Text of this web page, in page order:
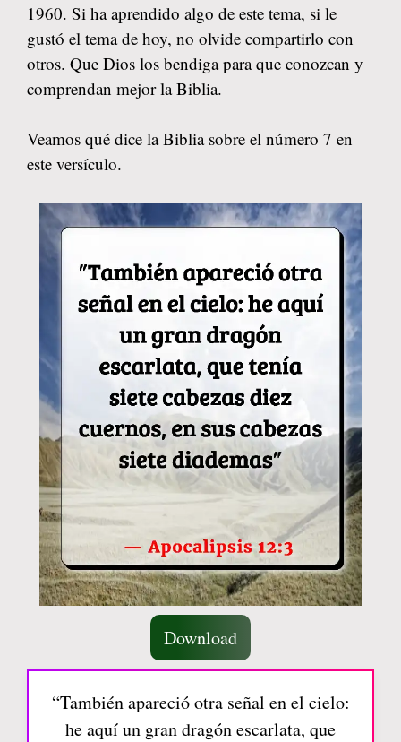
1960. Si ha aprendido algo de este tema, si le
gustó el tema de hoy, no olvide compartirlo con
otros. Que Dios los bendiga para que conozcan y
comprendan mejor la Biblia.
Veamos qué dice la Biblia sobre el número 7 en
este versículo.
Download
“También apareció otra señal en el cielo:
he aquí un gran dragón escarlata, que